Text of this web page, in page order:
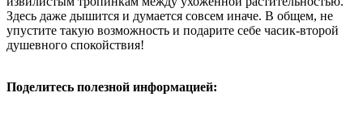
Здесь даже дышится и думается совсем иначе. В общем, не
упустите такую возможность и подарите себе часик-второй
душевного спокойствия!
Поделитесь полезной информацией: